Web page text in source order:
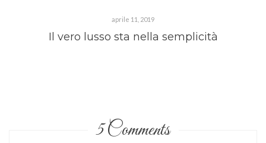
aprile 11, 2019
Il vero lusso sta nella semplicità
5 Comments